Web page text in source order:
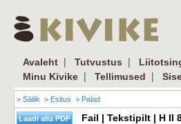
Avaleht | Tutvustus |
Minu Kivike | Tellimused |
> Säilik > Esitus > Palad
Fail | Tekstipilt | H II